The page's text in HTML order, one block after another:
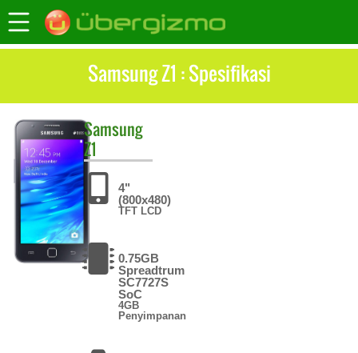
Samsung Z1 : Spesifikasi
Samsung
Z1
4"
(800x480)
TFT LCD
0.75GB
Spreadtrum
SC7727S
SoC
4GB
Penyimpanan